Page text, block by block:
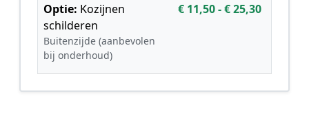
Optie: Kozijnen
schilderen
Buitenzijde (aanbevolen
bij onderhoud)
€ 11,50 - € 25,30